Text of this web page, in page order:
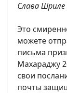
Cлава Шриле
Это
можете
письма
Махараджу
свои
почты